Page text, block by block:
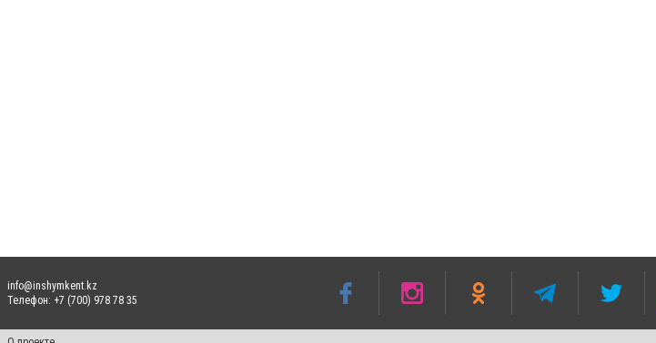
info@inshymkent.kz
Телефон: +7 (700) 978 78 35